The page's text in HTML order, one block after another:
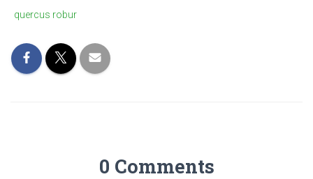
quercus robur
0 Comments